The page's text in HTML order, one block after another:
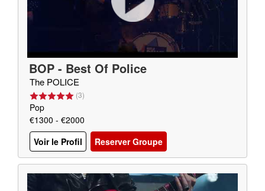
BOP - Best Of Police
The POLICE
(3)
Pop
€1300 - €2000
Voir le Profil
Reserver Groupe